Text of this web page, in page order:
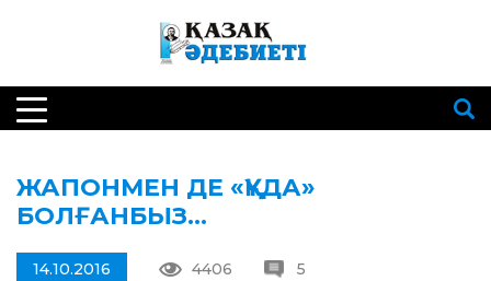
ЖАПОНМЕН ДЕ «ҚҰДА»
БОЛҒАНБЫЗ…
14.10.2016 4406 5